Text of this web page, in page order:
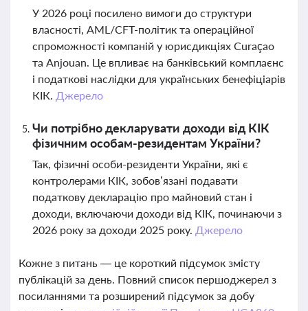
У 2026 році посилено вимоги до структури
власності, AML/CFT-політик та операційної
спроможності компаній у юрисдикціях Curaçao
та Anjouan. Це впливає на банківський комплаєнс
і податкові наслідки для українських бенефіціарів
КІК. Джерело
Чи потрібно декларувати доходи від КІК
фізичним особам-резидентам України?
Так, фізичні особи-резиденти України, які є
контролерами КІК, зобов’язані подавати
податкову декларацію про майновий стан і
доходи, включаючи доходи від КІК, починаючи з
2026 року за доходи 2025 року. Джерело
Кожне з питань — це короткий підсумок змісту
публікацій за день. Повний список першоджерел з
посиланнями та розширений підсумок за добу